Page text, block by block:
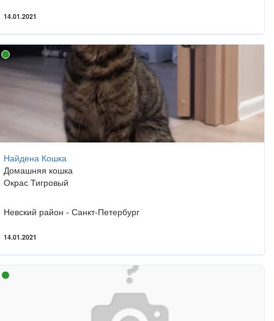
14.01.2021
Найдена Кошка
Домашняя кошка
Окрас Тигровый
Невский район - Санкт-Петербург
14.01.2021